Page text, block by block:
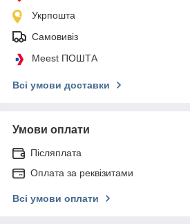
Укрпошта
Самовивіз
Meest ПОШТА
Всі умови доставки
Умови оплати
Післяплата
Оплата за реквізитами
Всі умови оплати